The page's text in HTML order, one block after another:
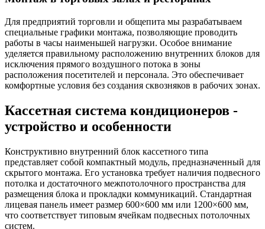
Для предприятий торговли и общепита мы разрабатываем
специальные графики монтажа, позволяющие проводить
работы в часы наименьшей нагрузки. Особое внимание
уделяется правильному расположению внутренних блоков для
исключения прямого воздушного потока в зоны
расположения посетителей и персонала. Это обеспечивает
комфортные условия без создания сквозняков в рабочих зонах.
Кассетная система кондиционеров -
устройство и особенности
Конструктивно внутренний блок кассетного типа
представляет собой компактный модуль, предназначенный для
скрытого монтажа. Его установка требует наличия подвесного
потолка и достаточного межпотолочного пространства для
размещения блока и прокладки коммуникаций. Стандартная
лицевая панель имеет размер 600×600 мм или 1200×600 мм,
что соответствует типовым ячейкам подвесных потолочных
систем.